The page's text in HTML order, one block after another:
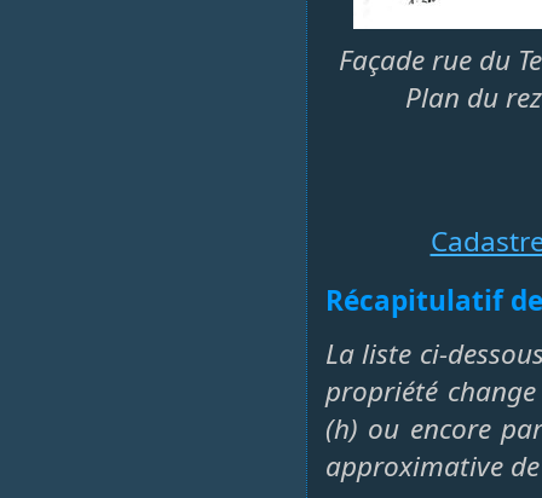
Façade rue du
Plan du
Récapitulatif
La liste ci-
propriété
(h) ou encore
approximative